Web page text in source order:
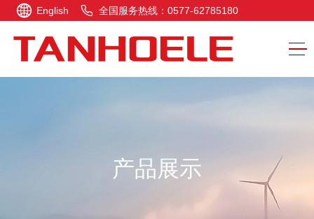
English 全国服务热线：0577-62785180
产品展示